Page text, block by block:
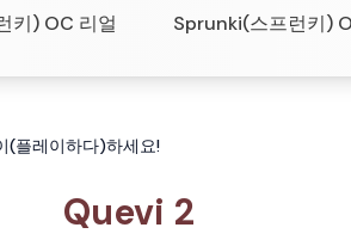
키) OC 리얼
Sprunki(스프런키)
(플레이하다)하세요!
Quevi 2